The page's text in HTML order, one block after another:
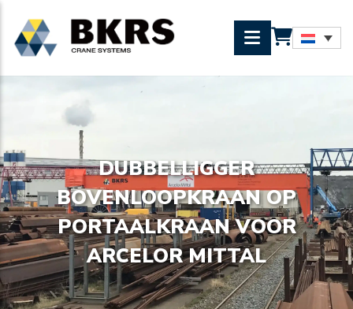
DUBBELLIGGER
BOVENLOOPKRAAN OP
PORTAALKRAAN VOOR
ARCELOR MITTAL